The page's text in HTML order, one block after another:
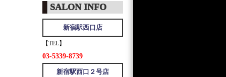
SALON INFO
新宿駅西口店
【TEL】
03-5339-8739
新宿駅西口２号店